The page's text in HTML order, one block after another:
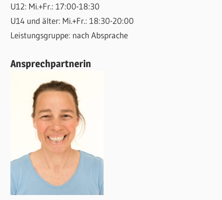
U12: Mi.+Fr.: 17:00-18:30
U14 und älter: Mi.+Fr.: 18:30-20:00
Leistungsgruppe: nach Absprache
Ansprechpartnerin